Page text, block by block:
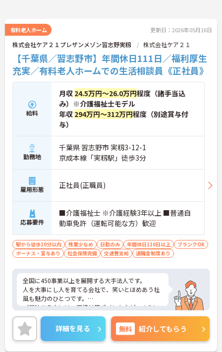
有料老人ホーム 更新日：2026年05月16日
株式会社ケア２１プレザンメゾン習志野実籾 株式会社ケア２１
【千葉県／習志野市】年間休日111日／福利厚生
充実／有料老人ホームでの生活相談員《正社員》
給料
月収 24.5万円～26.0万円程度（諸手当込
み）※介護福祉士モデル
年収 294万円～312万円程度（別途賞与付
与）
勤務地
千葉県 習志野市 実籾3-12-1
京成本線「実籾駅」徒歩3分
雇用形態 正社員(正職員)
応募要件
■介護福祉士 ※介護経験3年以上 ■普通自
動車免許（運転可能な方）歓迎
駅から徒歩10分以内 残業少なめ 日勤のみ 年間休日110日以上
ブランクOK
ボーナス・賞与あり
社会保険完備 交通費支給 退職金制度あり
全国に450事業以上を展開する大手法人です。
人を大事にし人を育てる会社で、笑いとほめあう社
風も魅力のひとつです。
ご興味ある方には、面接対策ポイントなど、さらに
詳細をお話しいたしますのでお気軽にご相談くださ
い！
詳細を見る 無料 紹介してもらう